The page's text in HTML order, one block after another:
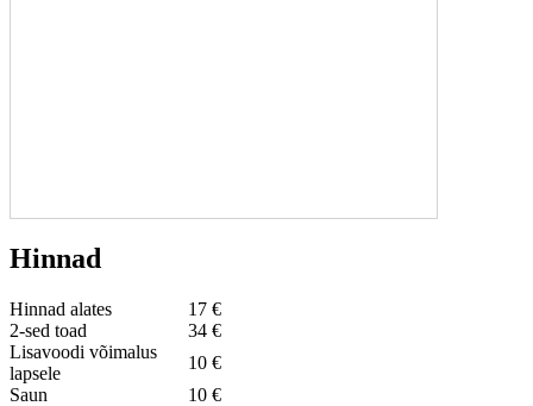
Hinnad
Hinnad alates
17 €
2-sed toad
34 €
Lisavoodi võimalus
lapsele
10 €
Saun
10 €